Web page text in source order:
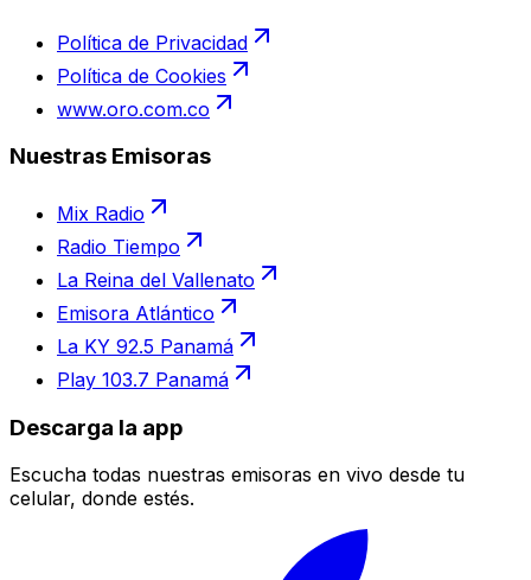
Política de Privacidad
Política de Cookies
www.oro.com.co
Nuestras Emisoras
Mix Radio
Radio Tiempo
La Reina del Vallenato
Emisora Atlántico
La KY 92.5 Panamá
Play 103.7 Panamá
Descarga la app
Escucha todas nuestras emisoras en vivo desde tu
celular, donde estés.